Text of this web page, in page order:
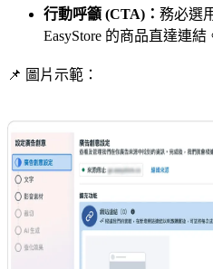
行動呼籲 (CTA)： 務必選
EasyStore 的商品直達連結
📌 圖片示範：